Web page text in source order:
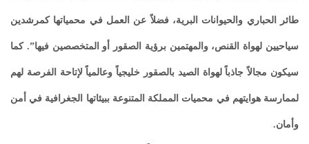
طائر الحباري والحيوانات البرية، فضلاً عن العمل في محمياتها كمرشدين
سياحيين لهواة القنص، والمهتمين برؤية الصقور أو المتخصصين فيها”. كما
سيكون مجالاً جاذباً لهواة الصيد بالصقور خليجياً وعالمياً لإتاحة الفرصة لهم
لممارسة هوايتهم في محميات المملكة المتنوعة ببيئاتها الجغرافية في أمن
وأمان.